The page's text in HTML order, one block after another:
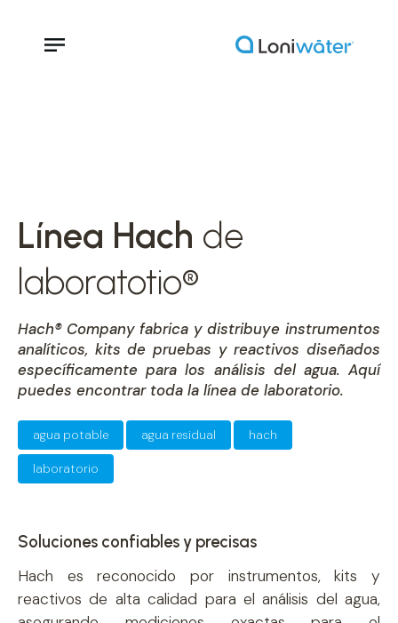
Línea Hach de
laboratotio®
Hach® Company fabrica y distribuye instrumentos
analíticos, kits de pruebas y reactivos diseñados
específicamente para los análisis del agua. Aquí
puedes encontrar toda la línea de laboratorio.
agua potable agua residual hach
laboratorio
Soluciones confiables y precisas
Hach es reconocido por instrumentos, kits y
reactivos de alta calidad para el análisis del agua,